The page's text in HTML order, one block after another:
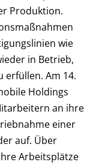
Produktion.
wie
in Betrieb,
erfüllen. Am 14.
Holdings
an ihre
einer
auf. Über
Arbeitsplätze